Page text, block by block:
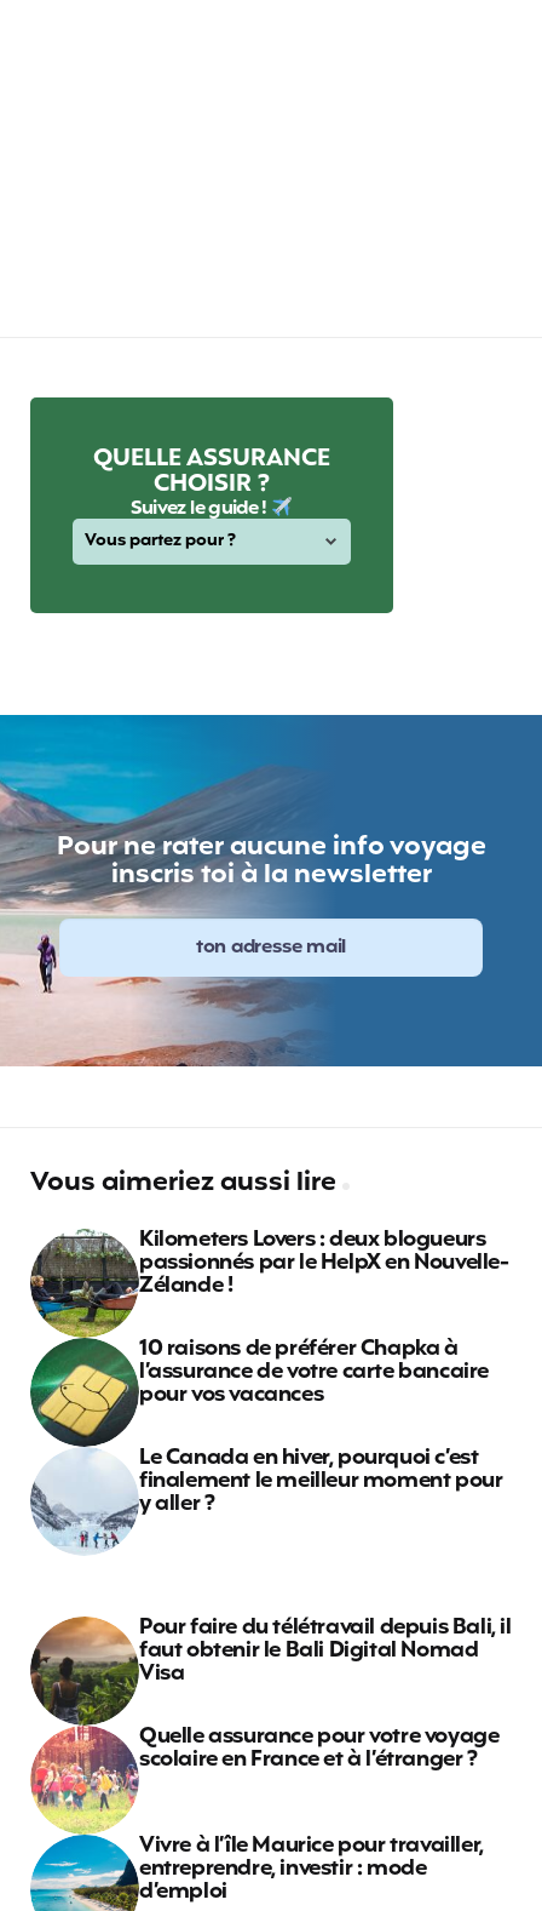
QUELLE ASSURANCE
CHOISIR ?
Suivez le guide !
Pour ne rater aucune info voyage
inscris toi à la newsletter
Vous aimeriez aussi lire
Kilometers Lovers : deux blogueurs
passionnés par le HelpX en Nouvelle-
Zélande !
10 raisons de préférer Chapka à
l’assurance de votre carte bancaire
pour vos vacances
Le Canada en hiver, pourquoi c’est
finalement le meilleur moment pour
y aller ?
Pour faire du télétravail depuis Bali, il
faut obtenir le Bali Digital Nomad
Visa
Quelle assurance pour votre voyage
scolaire en France et à l’étranger ?
Vivre à l’île Maurice pour travailler,
entreprendre, investir : mode
d’emploi